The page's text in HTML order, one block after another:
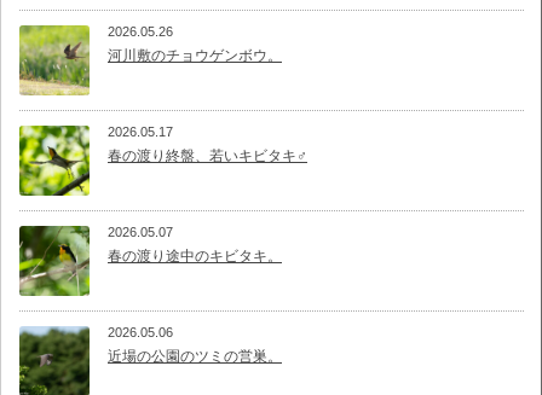
2026.05.26
河川敷のチョウゲンボウ。
2026.05.17
春の渡り終盤、若いキビタキ♂
2026.05.07
春の渡り途中のキビタキ。
2026.05.06
近場の公園のツミの営巣。